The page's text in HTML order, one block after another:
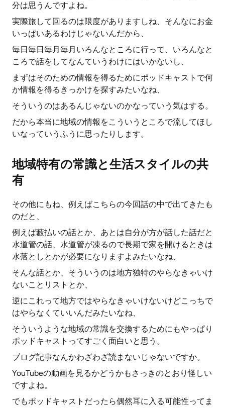
分は思うんですよね。
実際旅して回るのは限度がありますしね、そんなにお金
いっぱいあるわけじゃないんだから、
毎日毎日毎月毎月いろんなところに行って、いろんなと
ころで話をしてなんていうわけにはいかないし、
まずはそのための情報を得るためにポッドキャストで何
か情報を得るきっかけを探すみたいなね、
そういうのはあるんじゃないのかなっていう気はする。
だから本当に地域の情報をこういうところで流してほし
いなっていうふうに思ったりします。
地域特有の常識と生活スタイルの共
有
その他にもね、例えばこちらの今回話の中で出てきたも
のだと、
例えば藪払いの話とか、あとは自分が方が話した話だと
水道管の話、水道管が凍るので長期で家を開けるときは
水落としとかが必要になりますよみたいなね、
そんな話とか、そういうのは地方独特のやらなきゃいけ
ないことリストとか、
逆にこれって地方ではやらなきゃいけないけどこっちで
はやらなくていいんだみたいなね、
そういうような地域の常識を交換するためにもやっぱり
ポッドキャストってすごく面白いと思う。
ブログ記事なんかわざわざ読まないじゃないですか。
YouTubeの動画を見るかどうかもさっきのとおり怪しい
ですよね。
でもポッドキャストだったら偶然耳に入る可能性ってま